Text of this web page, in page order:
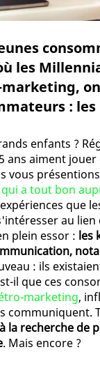
les
:
enfants ?
aiment
a tout bon
que
au
plein essor : les
: ils
il que ces
marketing,
la recherche
. Mais encore ?